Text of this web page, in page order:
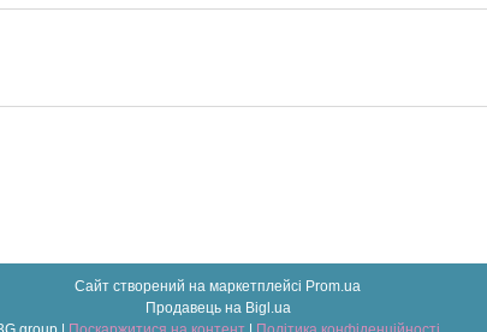
Сайт створений на маркетплейсі Prom.ua
Продавець на Bigl.ua